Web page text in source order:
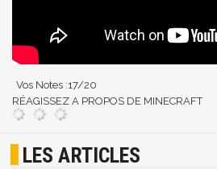
Vos Notes :17/20
RÉAGISSEZ A PROPOS DE MINECRAFT
LES ARTICLES